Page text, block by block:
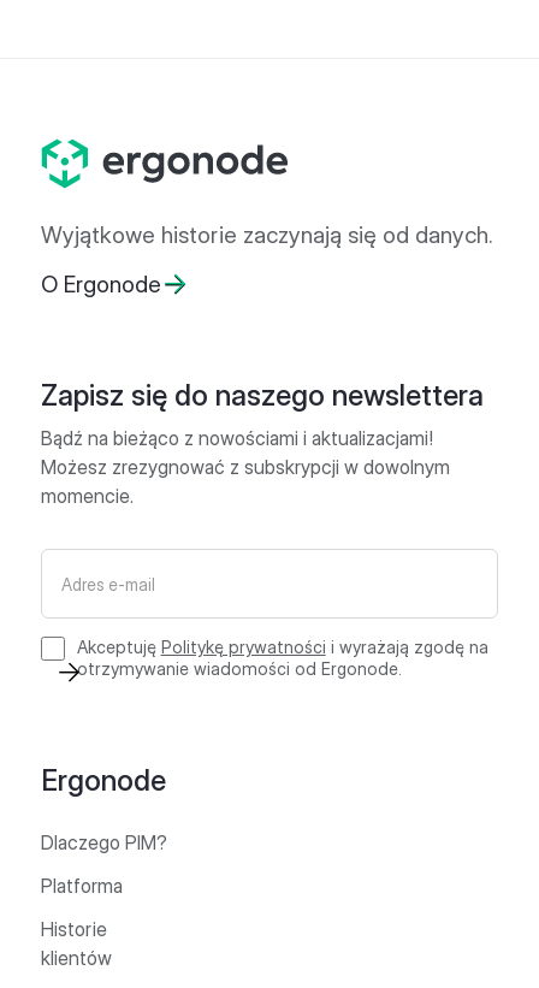
Wyjątkowe historie zaczynają się od danych.
O Ergonode
Zapisz się do naszego newslettera
Bądź na bieżąco z nowościami i aktualizacjami!
Możesz zrezygnować z subskrypcji w dowolnym
momencie.
Akceptuję Politykę prywatności i wyrażają zgodę na
otrzymywanie wiadomości od Ergonode.
Ergonode
Dlaczego PIM?
Platforma
Historie
klientów